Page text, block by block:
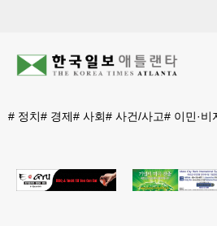
# 정치# 경제# 사회# 사건/사고# 이민·비